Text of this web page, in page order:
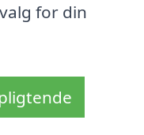
for din